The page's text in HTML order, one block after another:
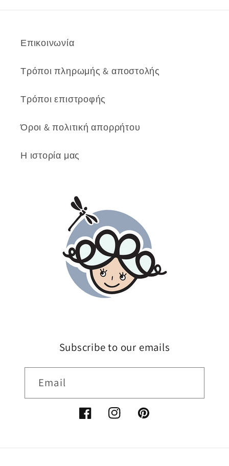
Επικοινωνία
Τρόποι πληρωμής & αποστολής
Τρόποι επιστροφής
Όροι & πολιτική απορρήτου
Η ιστορία μας
Subscribe to our emails
Email
FacebookInstagramPinterest